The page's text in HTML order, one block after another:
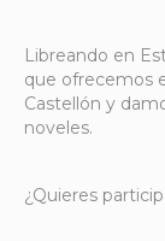
Libreando en
que ofrecemos
Castellón y
noveles.
¿Quieres